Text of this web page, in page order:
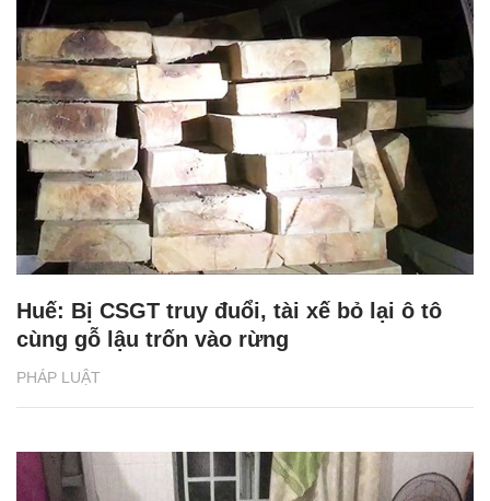
PHÁP LUẬT
Huế: Bị CSGT truy đuổi, tài xế bỏ lại ô tô
cùng gỗ lậu trốn vào rừng